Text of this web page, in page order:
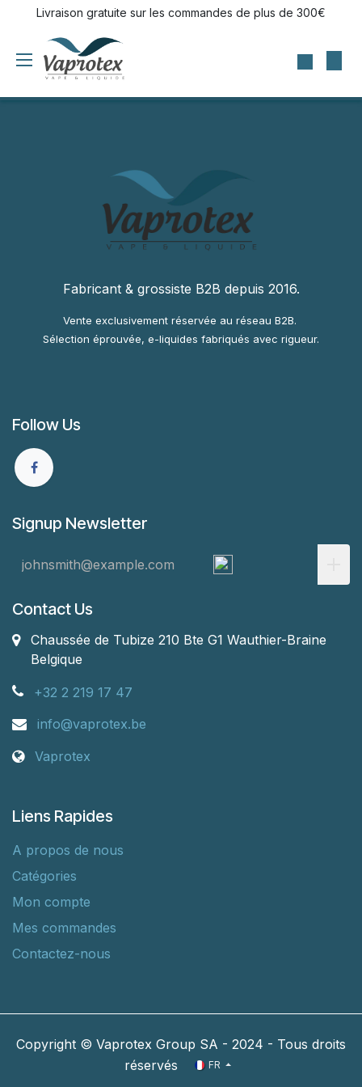
Se rendre au contenu
Livraison gratuite sur les commandes de plus de 300€
Fabricant & grossiste B2B depuis 2016.
Vente exclusivement réservée au réseau B2B.
Sélection éprouvée, e-liquides fabriqués avec rigueur.
Follow Us
Signup Newsletter
Contact Us
Chaussée de Tubize 210 Bte G1 Wauthier-Braine
Belgique
+32 2 219 17 47
info@vaprotex.be
Vaprotex
Liens Rapides
A propos de nous
Catégories
Mon compte
Mes commandes
Contactez-nous
Copyright © Vaprotex Group SA - 2024 - Tous droits
réservés
FR